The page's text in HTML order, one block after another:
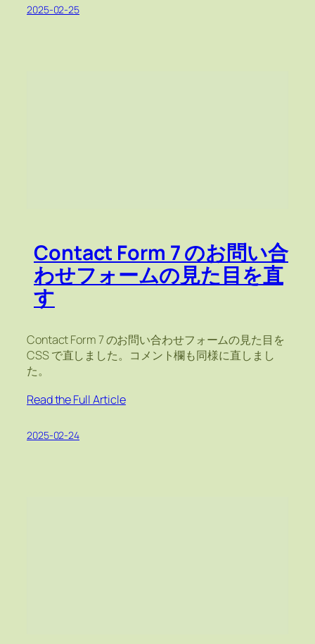
2025-02-25
Contact Form 7 のお問い合
わせフォームの見た目を直
す
Contact Form 7 のお問い合わせフォームの見た目を
CSS で直しました。コメント欄も同様に直しまし
た。
Read the Full Article
2025-02-24